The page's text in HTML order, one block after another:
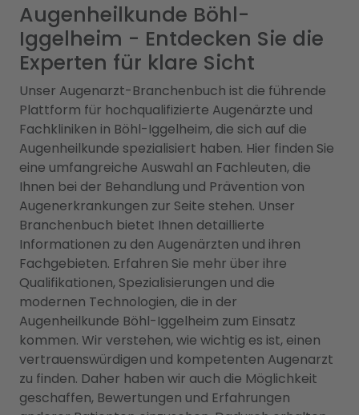
Augenheilkunde Böhl-
Iggelheim - Entdecken Sie die
Experten für klare Sicht
Unser Augenarzt-Branchenbuch ist die führende
Plattform für hochqualifizierte Augenärzte und
Fachkliniken in Böhl-Iggelheim, die sich auf die
Augenheilkunde spezialisiert haben. Hier finden Sie
eine umfangreiche Auswahl an Fachleuten, die
Ihnen bei der Behandlung und Prävention von
Augenerkrankungen zur Seite stehen. Unser
Branchenbuch bietet Ihnen detaillierte
Informationen zu den Augenärzten und ihren
Fachgebieten. Erfahren Sie mehr über ihre
Qualifikationen, Spezialisierungen und die
modernen Technologien, die in der
Augenheilkunde Böhl-Iggelheim zum Einsatz
kommen. Wir verstehen, wie wichtig es ist, einen
vertrauenswürdigen und kompetenten Augenarzt
zu finden. Daher haben wir auch die Möglichkeit
geschaffen, Bewertungen und Erfahrungen